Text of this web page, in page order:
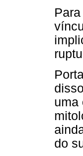
uma
do